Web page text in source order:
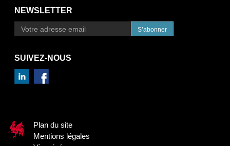
NEWSLETTER
S’abonner
SUIVEZ-NOUS
Plan du site
Mentions légales